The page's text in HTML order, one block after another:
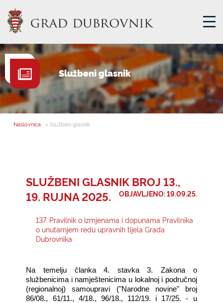
GRADSKA UPRAVA
GRADONAČELNIK
MJESNA SAMOUPRAVA
E-USLUGE
Službeni glasnik
Naslovnica > Službeni glasnik
SLUŽBENI GLASNIK BROJ 13.,
19. RUJNA 2025.
OBJAVLJENO: 19.09.25.
137. Pravilnik o izmjenama i dopunama Pravilnika
o unutarnjem redu upravnih tijela Grada
Dubrovnika
Na temelju članka 4. stavka 3. Zakona o
službenicima i namještenicima u lokalnoj i područnoj
(regionalnoj) samoupravi ("Narodne novine" broj
86/08., 61/11., 4/18., 96/18., 112/19. i 17/25. - u